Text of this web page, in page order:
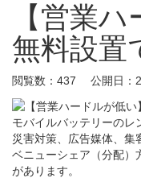
【営業
無料設置
閲覧数：437 公開日：
モバイルバッテリーのレ
災害対策、広告媒体、集
ベニューシェア（分配）
があります。